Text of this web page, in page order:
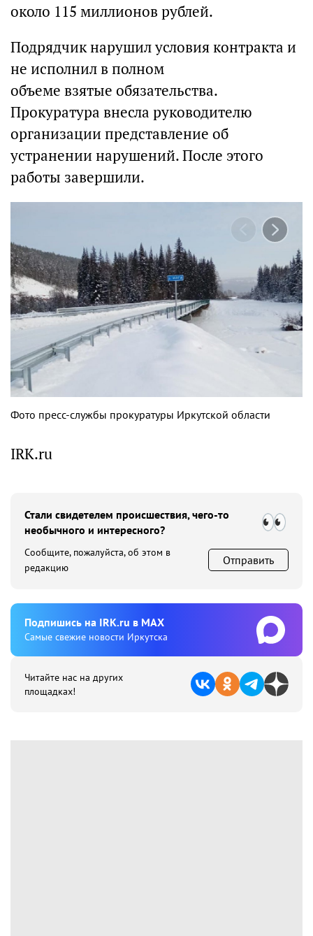
около 115 миллионов рублей.
Подрядчик нарушил условия контракта и
не исполнил в полном
объеме взятые обязательства.
Прокуратура внесла руководителю
организации представление об
устранении нарушений. После этого
работы завершили.
Фото пресс-службы прокуратуры Иркутской области
IRK.ru
Стали свидетелем происшествия, чего-то
необычного и интересного?
Сообщите, пожалуйста, об этом в
редакцию
Отправить
Подпишиcь на IRK.ru в MAX
Cамые свежие новости Иркутска
Читайте нас на других
площадках!